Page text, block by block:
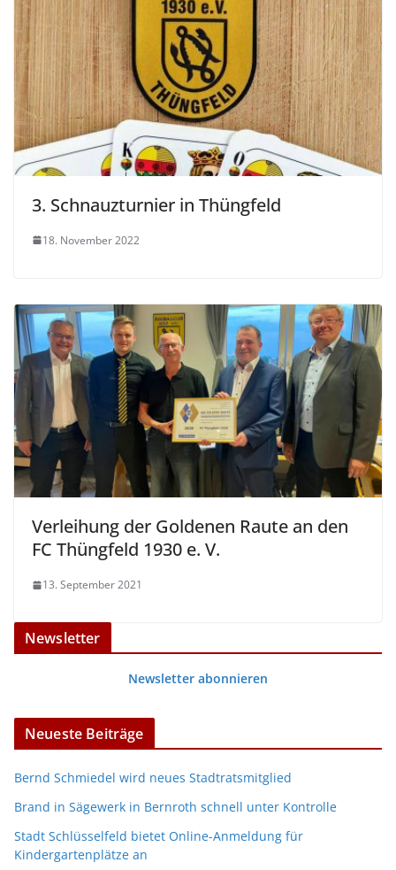
3. Schnauzturnier in Thüngfeld
18. November 2022
Verleihung der Goldenen Raute an den
FC Thüngfeld 1930 e. V.
13. September 2021
Newsletter
Newsletter abonnieren
Neueste Beiträge
Bernd Schmiedel wird neues Stadtratsmitglied
Brand in Sägewerk in Bernroth schnell unter Kontrolle
Stadt Schlüsselfeld bietet Online-Anmeldung für
Kindergartenplätze an